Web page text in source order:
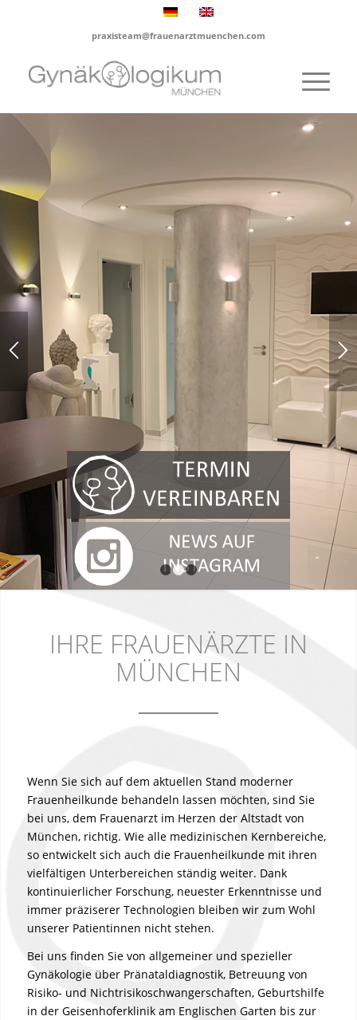
praxisteam@frauenarztmuenchen.com
IHRE FRAUENÄRZTE IN
MÜNCHEN
Wenn Sie sich auf dem aktuellen Stand moderner
Frauenheilkunde behandeln lassen möchten, sind Sie
bei uns, dem Frauenarzt im Herzen der Altstadt von
München, richtig. Wie alle medizinischen Kernbereiche,
so entwickelt sich auch die Frauenheilkunde mit ihren
vielfältigen Unterbereichen ständig weiter. Dank
kontinuierlicher Forschung, neuester Erkenntnisse und
immer präziserer Technologien bleiben wir zum Wohl
unserer Patientinnen nicht stehen.
Bei uns finden Sie von allgemeiner und spezieller
Gynäkologie über Pränataldiagnostik, Betreuung von
Risiko- und Nichtrisikoschwangerschaften, Geburtshilfe
in der Geisenhoferklinik am Englischen Garten bis zur